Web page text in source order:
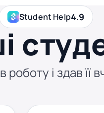
Student Help4.9
і здав її